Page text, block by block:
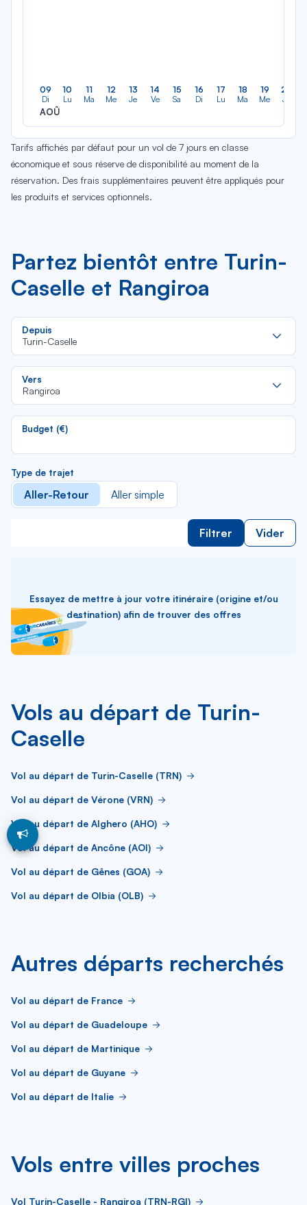
09
Di
AOÛ
10
Lu
11
Ma
12
Me
13
Je
14
Ve
15
Sa
16
Di
17
Lu
18
Ma
19
Me
20
Je
Tarifs affichés par défaut pour un vol de 7 jours en classe
économique et sous réserve de disponibilité au moment de la
réservation. Des frais supplémentaires peuvent être appliqués pour
les produits et services optionnels.
Partez bientôt entre Turin-
Caselle et Rangiroa
Depuis
Turin-Caselle
Vers
Rangiroa
Budget (€)
Type de trajet
Aller-Retour Aller simple
Filtrer Vider
Essayez de mettre à jour votre itinéraire (origine et/ou
destination) afin de trouver des offres
Vols au départ de Turin-
Caselle
Vol au départ de Turin-Caselle (TRN)
Vol au départ de Vérone (VRN)
Vol au départ de Alghero (AHO)
Vol au départ de Ancône (AOI)
Vol au départ de Gênes (GOA)
Vol au départ de Olbia (OLB)
Autres départs recherchés
Vol au départ de France
Vol au départ de Guadeloupe
Vol au départ de Martinique
Vol au départ de Guyane
Vol au départ de Italie
Vols entre villes proches
Vol Turin-Caselle - Rangiroa (TRN-RGI)